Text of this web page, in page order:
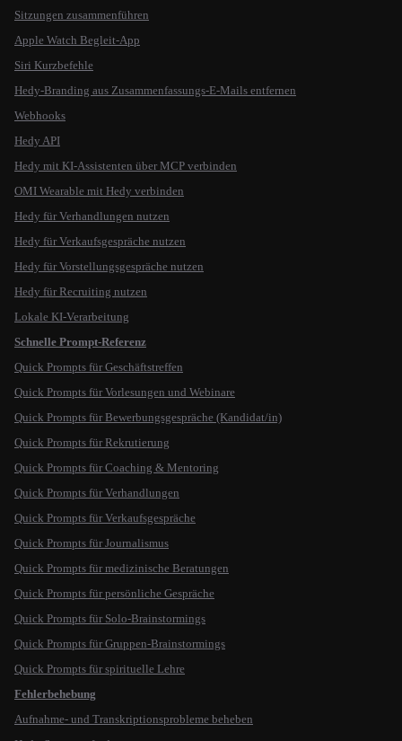
Sitzungen zusammenführen
Apple Watch Begleit-App
Siri Kurzbefehle
Hedy-Branding aus Zusammenfassungs-E-Mails entfernen
Webhooks
Hedy API
Hedy mit KI-Assistenten über MCP verbinden
OMI Wearable mit Hedy verbinden
Hedy für Verhandlungen nutzen
Hedy für Verkaufsgespräche nutzen
Hedy für Vorstellungsgespräche nutzen
Hedy für Recruiting nutzen
Lokale KI-Verarbeitung
Schnelle Prompt-Referenz
Quick Prompts für Geschäftstreffen
Quick Prompts für Vorlesungen und Webinare
Quick Prompts für Bewerbungsgespräche (Kandidat/in)
Quick Prompts für Rekrutierung
Quick Prompts für Coaching & Mentoring
Quick Prompts für Verhandlungen
Quick Prompts für Verkaufsgespräche
Quick Prompts für Journalismus
Quick Prompts für medizinische Beratungen
Quick Prompts für persönliche Gespräche
Quick Prompts für Solo-Brainstormings
Quick Prompts für Gruppen-Brainstormings
Quick Prompts für spirituelle Lehre
Fehlerbehebung
Aufnahme- und Transkriptionsprobleme beheben